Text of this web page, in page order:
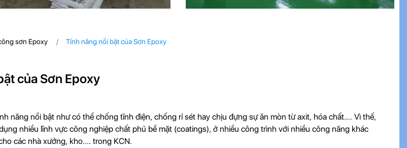
sơn Epoxy Tính năng nổi bật của Sơn Epoxy
của Sơn Epoxy
năng nổi bật như có thể chống tĩnh điện, chống rỉ sét hay chịu đựng sự ăn mòn từ axit, hóa chất…. Vì thế,
nhiều lĩnh vực công nghiệp chất phủ bề mặt (coatings), ở nhiều công trình với nhiều công năng khác
các nhà xưởng, kho.... trong KCN.